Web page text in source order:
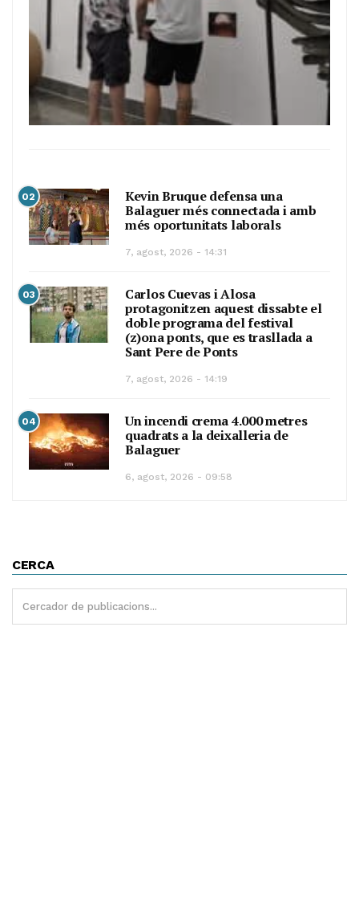
02
Kevin Bruque defensa una
Balaguer més connectada i amb
més oportunitats laborals
7, agost, 2026 - 14:31
03
Carlos Cuevas i Alosa
protagonitzen aquest dissabte el
doble programa del festival
(z)ona ponts, que es trasllada a
Sant Pere de Ponts
7, agost, 2026 - 14:19
04
Un incendi crema 4.000 metres
quadrats a la deixalleria de
Balaguer
6, agost, 2026 - 09:58
CERCA